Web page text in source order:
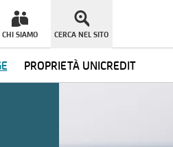
PROPRIETÀ UNICREDIT
CHI SIAMO CERCA NEL SITO